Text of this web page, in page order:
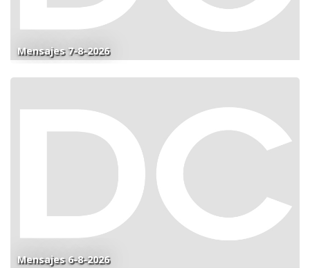
Mensajes 7-8-2026
Mensajes 6-8-2026